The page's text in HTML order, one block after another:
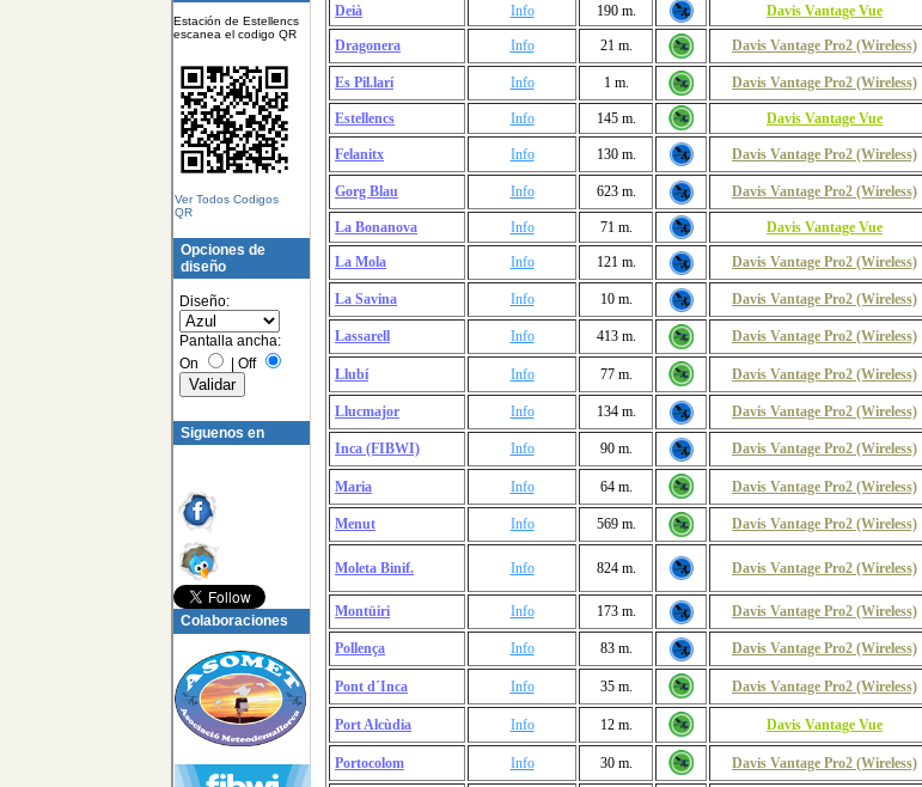
Estación de Estellencs
escanea el codigo QR
Ver Todos Codigos
QR
Opciones de
diseño
Diseño:
Pantalla ancha:
On
Off
Siguenos en
Colaboraciones
Deià
Info 190 m. Davis Vantage Vue
Dragonera Info 21 m. Davis Vantage Pro2 (Wireless)
Es Pil.larí
Info 1 m. Davis Vantage Pro2 (Wireless)
Estellencs
Info 145 m. Davis Vantage Vue
Felanitx Info 130 m. Davis Vantage Pro2 (Wireless)
Gorg Blau
Info 623 m. Davis Vantage Pro2 (Wireless)
La Bonanova
Info 71 m. Davis Vantage Vue
La Mola Info 121 m. Davis Vantage Pro2 (Wireless)
La Savina
Info 10 m. Davis Vantage Pro2 (Wireless)
Lassarell
Info 413 m. Davis Vantage Pro2 (Wireless)
Llubí
Info 77 m. Davis Vantage Pro2 (Wireless)
Llucmajor
Info 134 m. Davis Vantage Pro2 (Wireless)
Inca (FIBWI)
Info 90 m. Davis Vantage Pro2 (Wireless)
Maria
Info 64 m. Davis Vantage Pro2 (Wireless)
Menut
Info 569 m. Davis Vantage Pro2 (Wireless)
Moleta Binif. Info 824 m. Davis Vantage Pro2 (Wireless)
Montüiri Info 173 m. Davis Vantage Pro2 (Wireless)
Pollença
Info 83 m. Davis Vantage Pro2 (Wireless)
Pont d´Inca
Info 35 m. Davis Vantage Pro2 (Wireless)
Port Alcùdia
Info 12 m. Davis Vantage Vue
Portocolom
Info 30 m. Davis Vantage Pro2 (Wireless)